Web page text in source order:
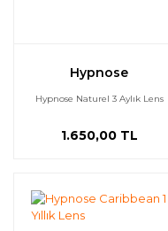
Hypnose
Hypnose Naturel 3 Aylık Lens
1.650,00 TL